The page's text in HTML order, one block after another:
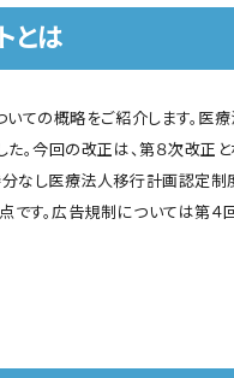
とは
ての概略をご紹介します。医
。今回の改正は、第８次改正
なし医療法人移行計画認定
す。広告規制については第４